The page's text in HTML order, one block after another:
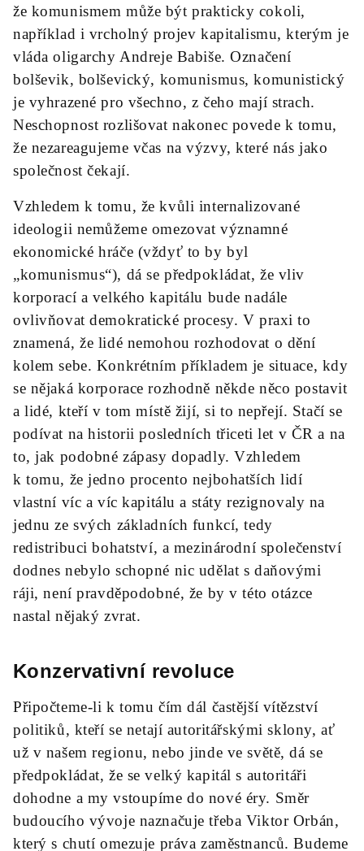
že komunismem může být prakticky cokoli,
například i vrcholný projev kapitalismu, kterým je
vláda oligarchy Andreje Babiše. Označení
bolševik, bolševický, komunismus, komunistický
je vyhrazené pro všechno, z čeho mají strach.
Neschopnost rozlišovat nakonec povede k tomu,
že nezareagujeme včas na výzvy, které nás jako
společnost čekají.
Vzhledem k tomu, že kvůli internalizované
ideologii nemůžeme omezovat významné
ekonomické hráče (vždyť to by byl
„komunismus“), dá se předpokládat, že vliv
korporací a velkého kapitálu bude nadále
ovlivňovat demokratické procesy. V praxi to
znamená, že lidé nemohou rozhodovat o dění
kolem sebe. Konkrétním příkladem je situace, kdy
se nějaká korporace rozhodně někde něco postavit
a lidé, kteří v tom místě žijí, si to nepřejí. Stačí se
podívat na historii posledních třiceti let v ČR a na
to, jak podobné zápasy dopadly. Vzhledem
k tomu, že jedno procento nejbohatších lidí
vlastní víc a víc kapitálu a státy rezignovaly na
jednu ze svých základních funkcí, tedy
redistribuci bohatství, a mezinárodní společenství
dodnes nebylo schopné nic udělat s daňovými
ráji, není pravděpodobné, že by v této otázce
nastal nějaký zvrat.
Konzervativní revoluce
Připočteme-li k tomu čím dál častější vítězství
politiků, kteří se netají autoritářskými sklony, ať
už v našem regionu, nebo jinde ve světě, dá se
předpokládat, že se velký kapitál s autoritáři
dohodne a my vstoupíme do nové éry. Směr
budoucího vývoje naznačuje třeba Viktor Orbán,
který s chutí omezuje práva zaměstnanců. Budeme